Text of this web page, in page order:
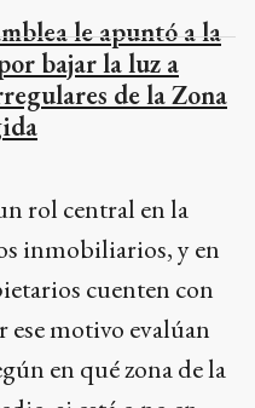
le apuntó a la
bajar la luz a
de la Zona
rol central en la
inmobiliarios, y en
cuenten con
motivo evalúan
en qué zona de la